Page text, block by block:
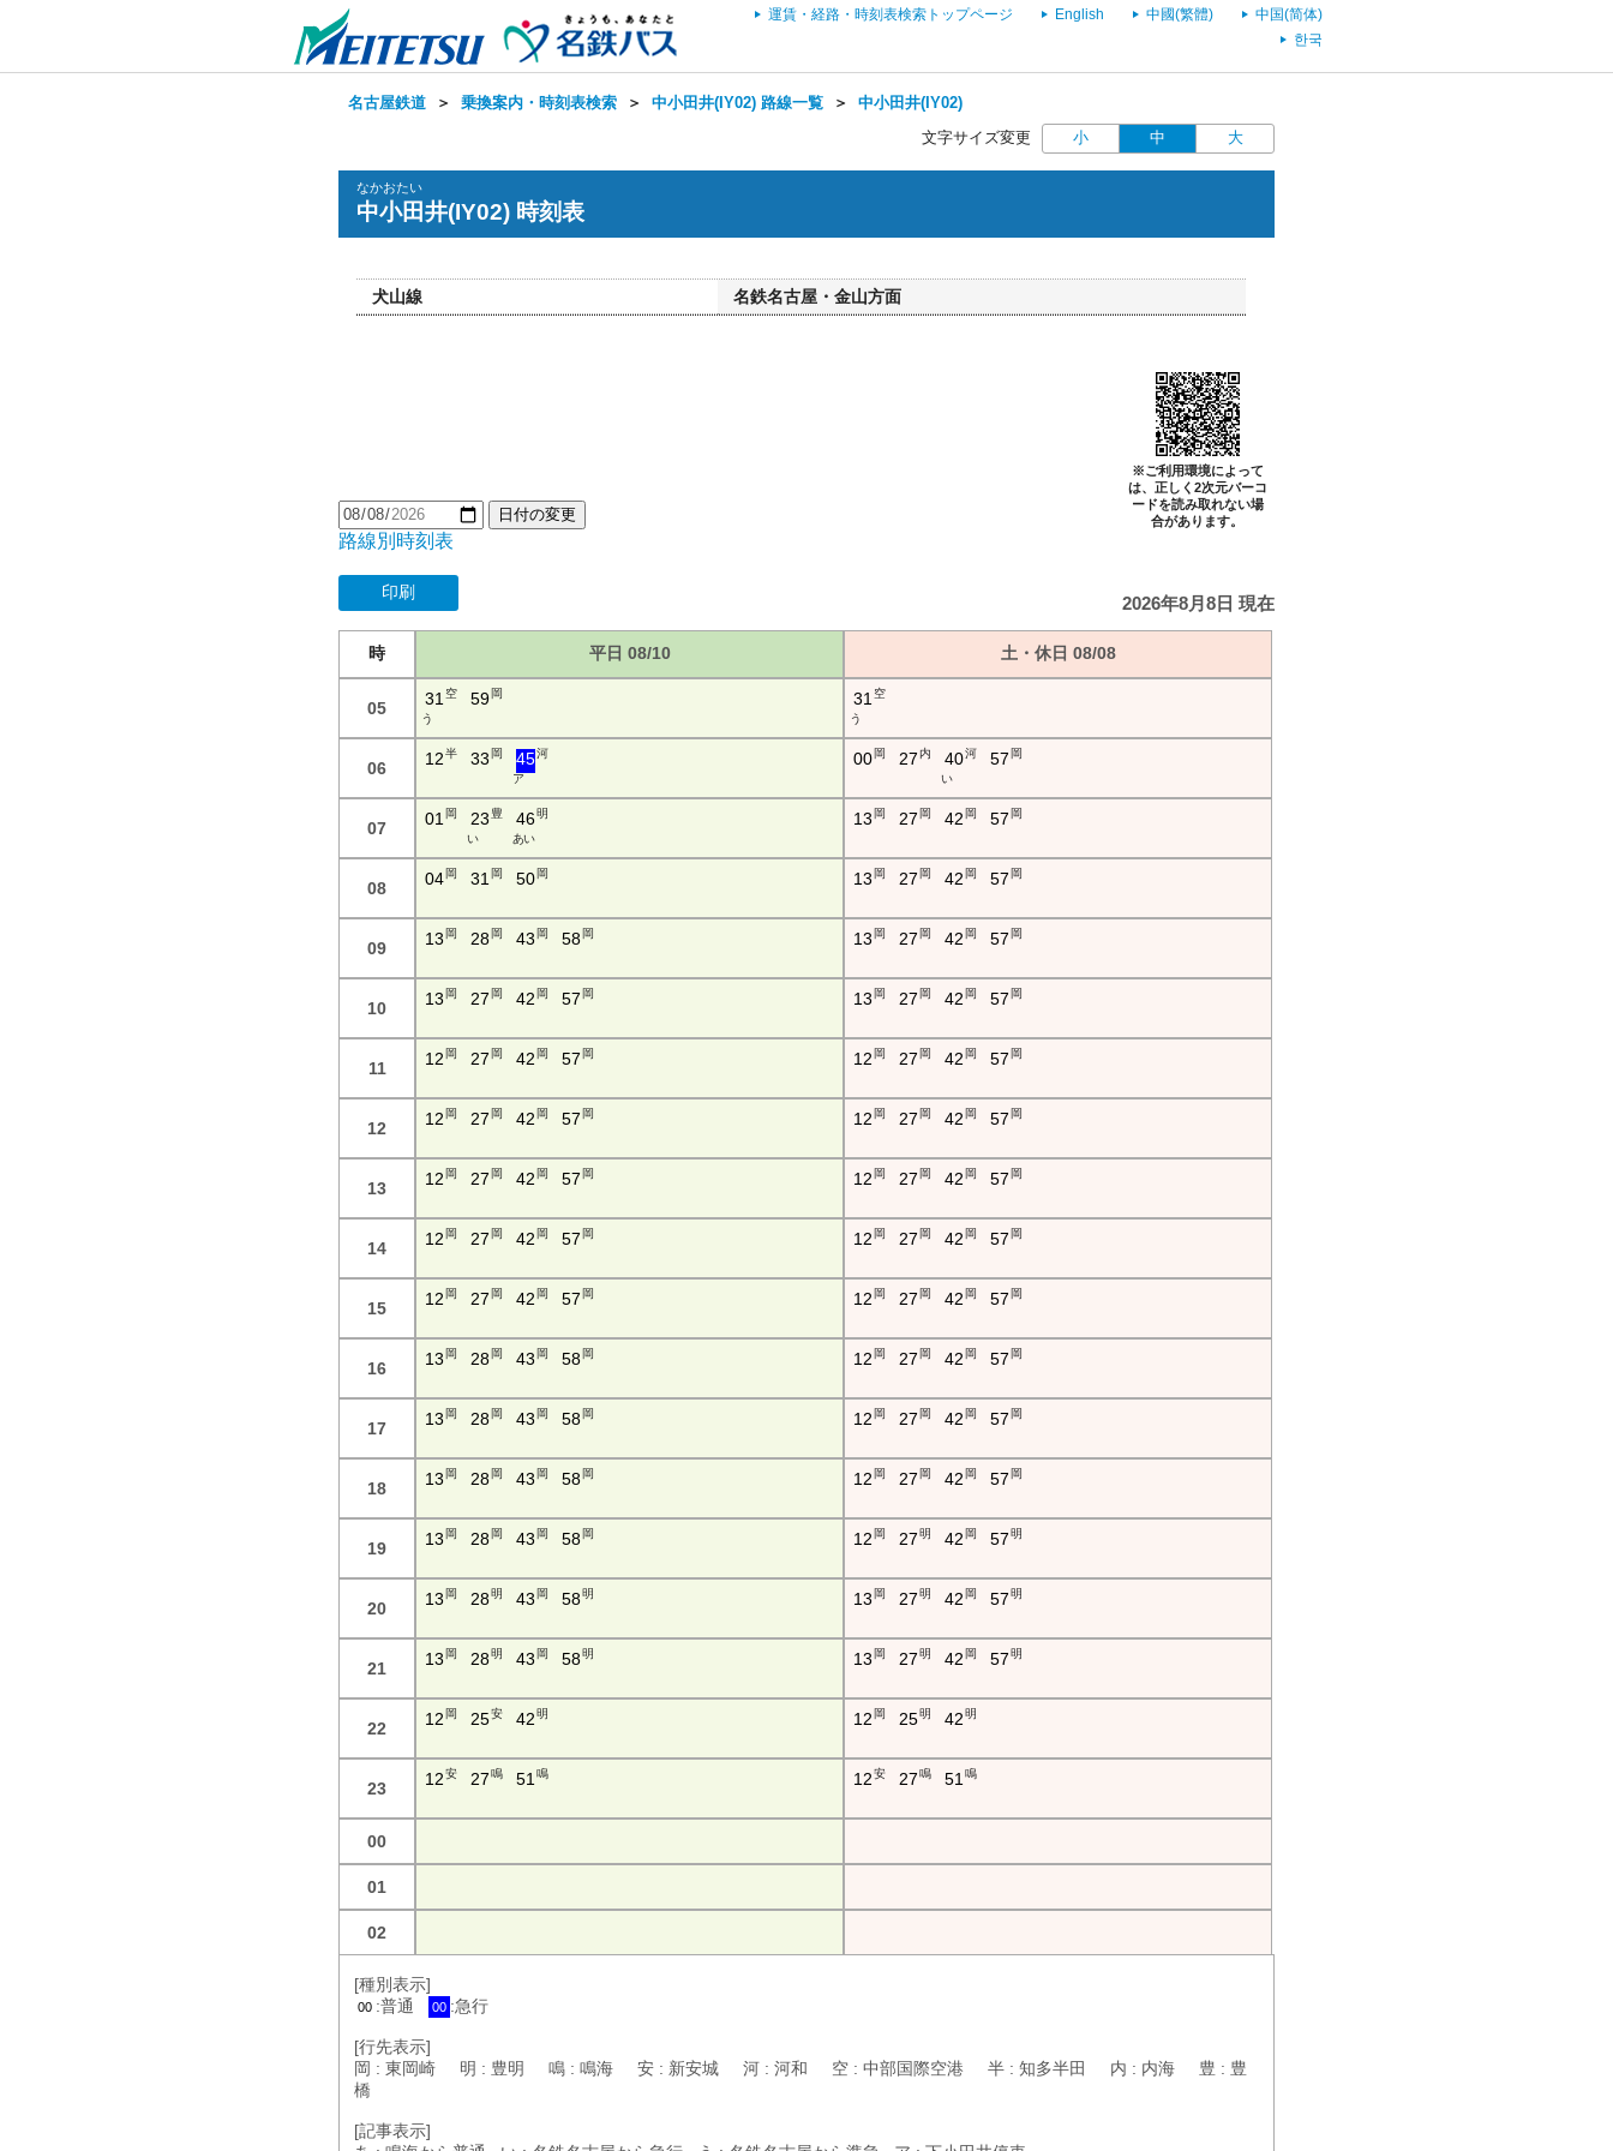
運賃・経路・時刻表検索トップページ English 中國(繁體)
中国(简体)
한국
名古屋鉄道 ＞ 乗換案内・時刻表検索 ＞ 中小田井(IY02) 路線一覧 ＞ 中小田井(IY02)
文字サイズ変更 小 中 大
なかおたい
中小田井(IY02) 時刻表
犬山線 名鉄名古屋・金山方面
※ご利用環境によって
は、正しく2次元バーコ
ードを読み取れない場
合があります。
日付の変更
路線別時刻表
印刷
2026年8月8日 現在
時 平日 08/10 土・休日 08/08
05 31空
う
59岡 31空
う
06 12半 33 岡 45河
ア
00岡 27内 40河
い
57 岡
07 01岡 23 豊
い
46明
あ い
13 岡 27 岡 42 岡 57 岡
08 04岡 31岡 50岡 13 岡 27 岡 42 岡 57 岡
09 13 岡 28岡 43 岡 58岡 13 岡 27 岡 42 岡 57 岡
10 13 岡 27 岡 42 岡 57 岡 13 岡 27 岡 42 岡 57 岡
11 12 岡 27 岡 42 岡 57 岡 12 岡 27 岡 42 岡 57 岡
12 12 岡 27 岡 42 岡 57 岡 12 岡 27 岡 42 岡 57 岡
13 12 岡 27 岡 42 岡 57 岡 12 岡 27 岡 42 岡 57 岡
14 12 岡 27 岡 42 岡 57 岡 12 岡 27 岡 42 岡 57 岡
15 12 岡 27 岡 42 岡 57 岡 12 岡 27 岡 42 岡 57 岡
16 13 岡 28岡 43 岡 58岡 12 岡 27 岡 42 岡 57 岡
17 13 岡 28岡 43 岡 58岡 12 岡 27 岡 42 岡 57 岡
18 13 岡 28岡 43 岡 58岡 12 岡 27 岡 42 岡 57 岡
19 13 岡 28岡 43 岡 58岡 12 岡 27明 42 岡 57 明
20 13 岡 28明 43 岡 58明 13 岡 27明 42 岡 57 明
21 13 岡 28明 43 岡 58明 13 岡 27明 42 岡 57 明
22 12 岡 25安 42 明 12 岡 25明 42 明
23 12安 27鳴 51鳴 12安 27鳴 51鳴
00
01
02
[種別表示]
00 :普通 00 :急行
[行先表示]
岡 : 東岡崎 明 : 豊明 鳴 : 鳴海 安 : 新安城 河 : 河和 空 : 中部国際空港 半 : 知多半田 内 : 内海 豊 : 豊
橋
[記事表示]